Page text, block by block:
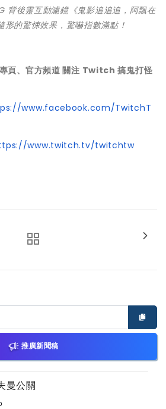
背後靈互動濾鏡《鬼影追追追，阿飄在
的驚悚效果，驚嚇指數滿點！
頁、官方頻道 關注 Twitch 搞鬼打怪
www.facebook.com/TwitchT
www.twitch.tv/twitchtw
推廣新聞稿
曼公關